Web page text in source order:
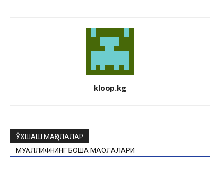
kloop.kg
ЎХШАШ МАҚОЛАЛАР
МУАЛЛИФНИНГ БОШҚА МАҚОЛАЛАРИ